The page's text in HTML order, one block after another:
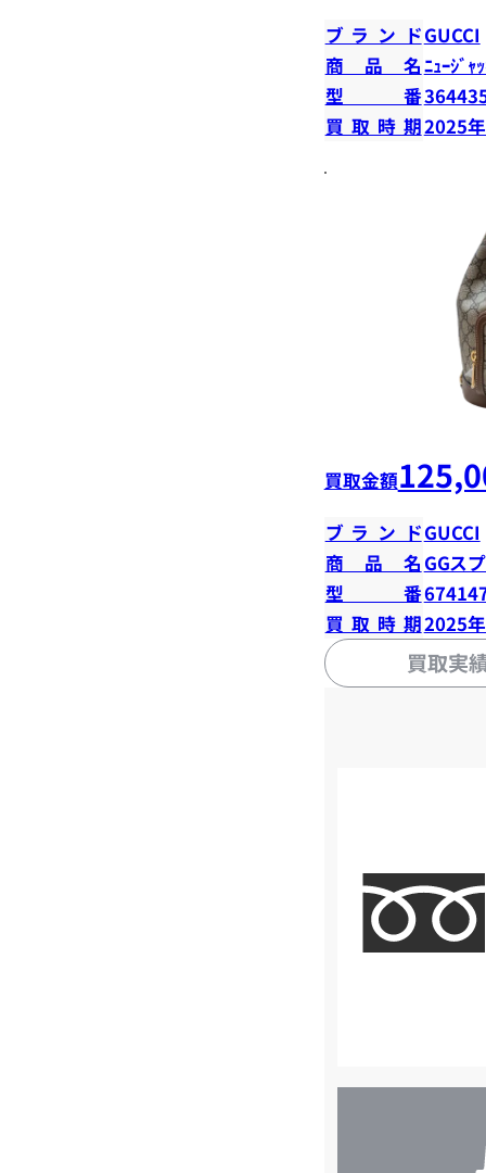
ブランドGUCCI
商品名ﾆｭｰｼﾞｬ
型番
買取時期2025
買取金額
ブランドGUCCI
商品名 GGス
型番
買取時期2025
買取実